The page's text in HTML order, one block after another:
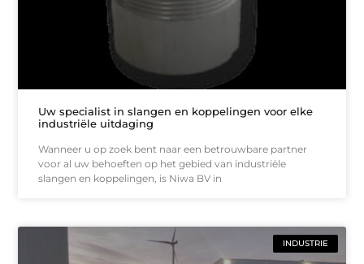
Uw specialist in slangen en koppelingen voor elke
industriële uitdaging
Wanneer u op zoek bent naar een betrouwbare partner
voor al uw behoeften op het gebied van industriële
slangen en koppelingen, is Niwa BV in
INDUSTRIE